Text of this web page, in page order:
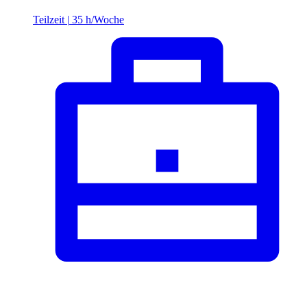
Teilzeit | 35 h/Woche